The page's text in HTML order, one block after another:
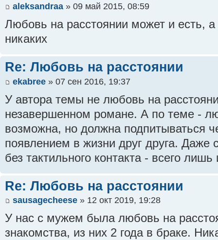
aleksandraa » 09 май 2015, 08:59
Любовь на расстоянии может и есть, а
никаких
Re: Любовь на расстоянии
ekabree » 07 сен 2016, 19:37
У автора темы не любовь на
незавершенном романе. А по теме -
возможна, но должна подпитываться
появлением в жизни друг друга. Даже
без тактильного контакта - всего
Re: Любовь на расстоянии
sausagecheese » 12 окт 2019, 19:28
У нас с мужем была любовь на
знакомства, из них 2 года в браке.